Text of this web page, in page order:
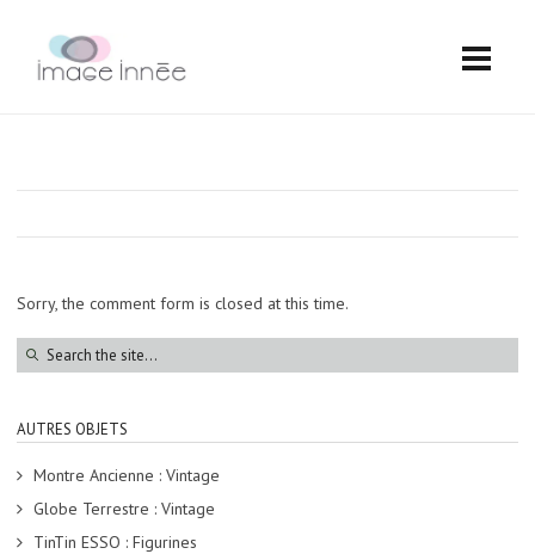
Sorry, the comment form is closed at this time.
AUTRES OBJETS
Montre Ancienne : Vintage
Globe Terrestre : Vintage
TinTin ESSO : Figurines